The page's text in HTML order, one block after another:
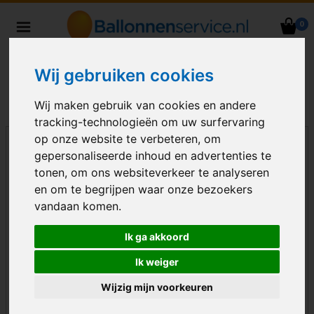
Wij gebruiken cookies
Wij maken gebruik van cookies en andere
tracking-technologieën om uw surfervaring
op onze website te verbeteren, om
gepersonaliseerde inhoud en advertenties te
tonen, om ons websiteverkeer te analyseren
en om te begrijpen waar onze bezoekers
vandaan komen.
Ik ga akkoord
Ik weiger
Wijzig mijn voorkeuren
0
Nederland